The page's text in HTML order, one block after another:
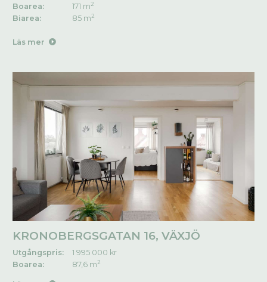
Boarea:
171 m2
Biarea: 85 m2
Läs mer
KRONOBERGSGATAN 16, VÄXJÖ
Utgångspris:
1 995 000 kr
Boarea:
87,6 m2